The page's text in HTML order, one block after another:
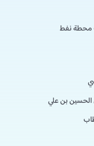
محطة نفط
الحسين بن علي